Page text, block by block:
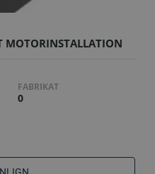
MOTORINSTALLATION
FABRIKAT
0